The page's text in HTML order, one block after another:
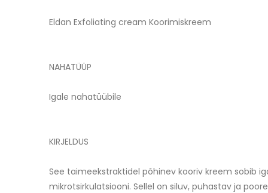
of
gallery
Eldan Exfoliating cream Koorimiskreem
NAHATÜÜP
Igale nahatüübile
KIRJELDUS
See taimeekstraktidel põhinev kooriv kreem sobib
mikrotsirkulatsiooni. Sellel on siluv, puhastav ja